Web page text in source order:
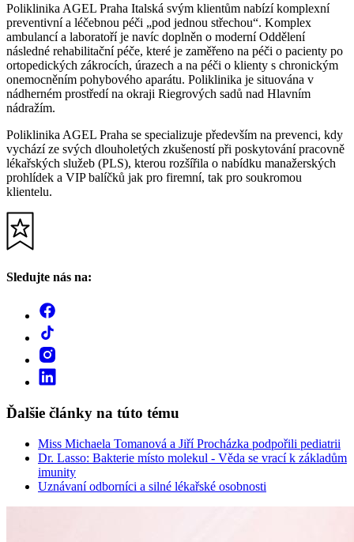
Poliklinika AGEL Praha Italská svým klientům nabízí komplexní
preventivní a léčebnou péči „pod jednou střechou“. Komplex
ambulancí a laboratoří je navíc doplněn o moderní Oddělení
následné rehabilitační péče, které je zaměřeno na péči o pacienty po
ortopedických zákrocích, úrazech a na péči o klienty s chronickým
onemocněním pohybového aparátu. Poliklinika je situována v
nádherném prostředí na okraji Riegrových sadů nad Hlavním
nádražím.
Poliklinika AGEL Praha se specializuje především na prevenci, kdy
vychází ze svých dlouholetých zkušeností při poskytování pracovně
lékařských služeb (PLS), kterou rozšířila o nabídku manažerských
prohlídek a VIP balíčků jak pro firemní, tak pro soukromou
klientelu.
Sledujte nás na:
Ďalšie články na túto tému
Miss Michaela Tomanová a Jiří Procházka podpořili pediatrii
Dr. Lasso: Bakterie místo molekul - Věda se vrací k základům
imunity
Uznávaní odborníci a silné lékařské osobnosti